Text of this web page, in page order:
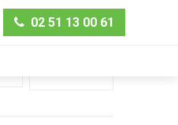
02 51 13 00 61